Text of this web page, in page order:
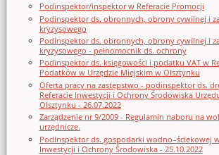
Podinspektor/inspektor w Referacie Promocji
Podinspektor ds. obronnych, obrony cywilnej i
kryzysowego
Podinspektor ds. obronnych, obrony cywilnej i
kryzysowego - pełnomocnik ds. ochrony
Podinspektor ds. księgowości i podatku VAT w
Podatków w Urzędzie Miejskim w Olsztynku
Oferta pracy na zastępstwo - podinspektor ds.
Referacie Inwestycji i Ochrony Środowiska
Olsztynku - 26.07.2022
Zarządzenie nr 9/2009 - Regulamin naboru na
urzędnicze.
Podinspektor ds. gospodarki wodno–ściekowej
Inwestycji i Ochrony Środowiska - 25.10.2022